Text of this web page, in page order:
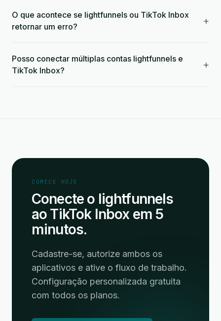
O que acontece se lightfunnels ou TikTok Inbox
retornar um erro?
+
Posso conectar múltiplas contas lightfunnels e
TikTok Inbox?
+
COMECE HOJE
Conecte o lightfunnels
ao TikTok Inbox em 5
minutos.
Cadastre-se, autorize ambos os
aplicativos e ative o fluxo de trabalho.
Configuração personalizada gratuita
com todos os planos.